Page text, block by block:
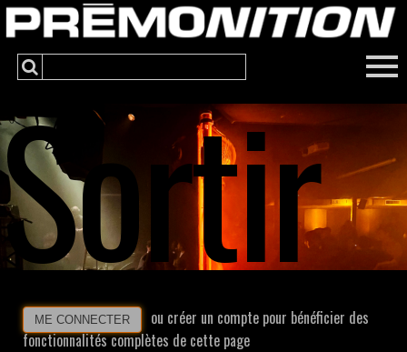
Sortir
ME CONNECTER
ou créer un compte pour bénéficier des
fonctionnalités complètes de cette page